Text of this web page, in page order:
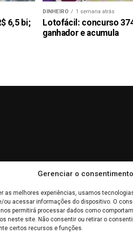
Gerenciar o consentimento
as melhores experiências, usamos
ou acessar informações do dispositivo. O
permitirá processar dados como
neste site. Não consentir ou retirar o
certos recursos e funções.
6,5 bi;
DINHEIRO 1 semana atrás
Lotofácil: concurso
ganhador e acumula
devem ser interpretadas como